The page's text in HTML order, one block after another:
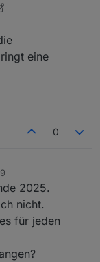
eine
0
2025.
nicht.
für jeden